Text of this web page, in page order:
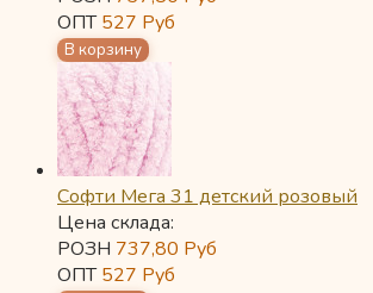
ОПТ527 Руб
Софти Мега 31 детский розовый
Цена склада:
РОЗН 737,80 Руб
ОПТ527 Руб